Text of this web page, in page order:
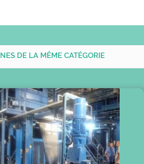
DE LA MÊME CATÉGORIE